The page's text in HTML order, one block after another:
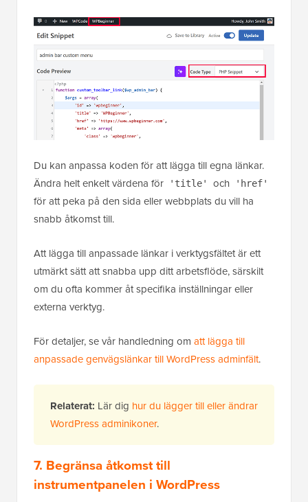
Du kan anpassa koden för att lägga till egna länkar.
Ändra helt enkelt värdena för
'title' och 'href'
för att peka på den sida eller webbplats du vill ha
snabb åtkomst till.
Att lägga till anpassade länkar i verktygsfältet är ett
utmärkt sätt att snabba upp ditt arbetsflöde, särskilt
om du ofta kommer åt specifika inställningar eller
externa verktyg.
För detaljer, se vår handledning om att lägga till
anpassade genvägslänkar till WordPress adminfält.
Relaterat: Lär dig hur du lägger till eller ändrar
WordPress adminikoner.
7. Begränsa åtkomst till
instrumentpanelen i WordPress